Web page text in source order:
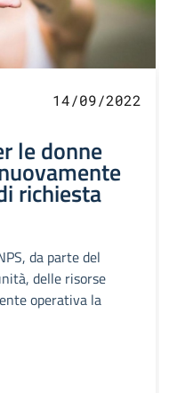
14/09/2022
le donne
richiesta
da parte del
delle risorse
operativa la